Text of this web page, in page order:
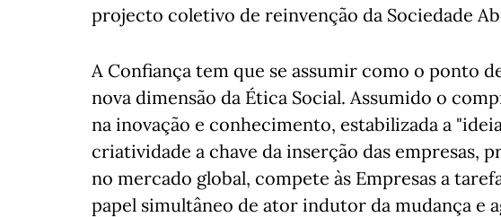
projecto coletivo de reinvenção da Sociedade
A Confiança tem que se assumir como o ponto
nova dimensão da Ética Social. Assumido o
na inovação e conhecimento, estabilizada a
criatividade a chave da inserção das empresas,
no mercado global, compete às Empresas a
papel simultâneo de ator indutor da mudança e